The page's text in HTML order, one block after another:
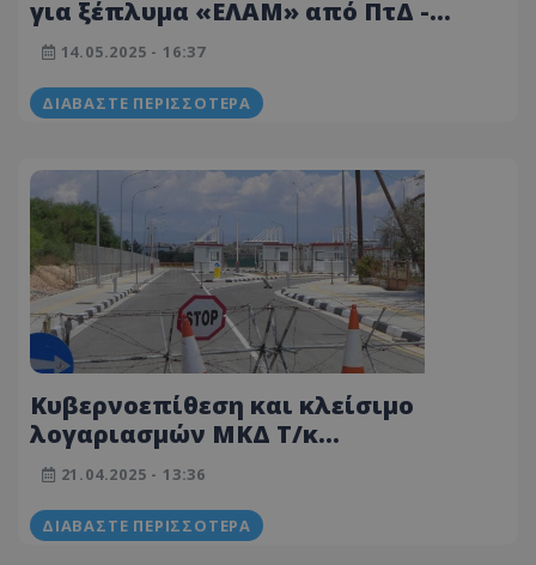
για ξέπλυμα «ΕΛΑΜ» από ΠτΔ -
«Προσπαθεί να τον εμπλέξει σε μια
πολύ πρόωρη προεκλογική
περίοδο»
14.05.2025 - 16:37
ΔΙΑΒΆΣΤΕ ΠΕΡΙΣΣΌΤΕΡΑ
Κυβερνοεπίθεση και κλείσιμο
λογαριασμών ΜΚΔ Τ/κ
δημοσιογράφων - Έκανα έρευνα για
ξέπλυμα μαύρου χρήματος από
Τουρκία
21.04.2025 - 13:36
ΔΙΑΒΆΣΤΕ ΠΕΡΙΣΣΌΤΕΡΑ